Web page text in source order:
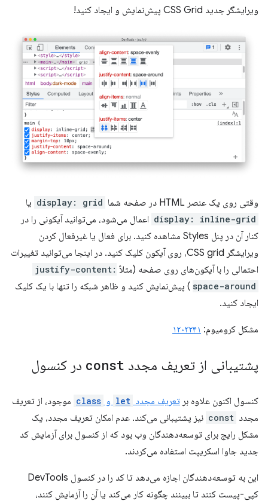
ویرایشگر جدید CSS Grid پیش‌نمایش و ایجاد کنید!
وقتی روی یک عنصر HTML در صفحه شما display: grid یا
display: inline-grid اعمال می‌شود، می‌توانید آیکونی را در
کنار آن در پنل Styles مشاهده کنید. برای فعال یا غیرفعال کردن
ویرایشگر CSS grid، روی آیکون کلیک کنید. در اینجا می‌توانید تغییرات
احتمالی را با آیکون‌های روی صفحه (مثلاً justify-content:
space-around ) پیش‌نمایش کنید و ظاهر شبکه را تنها با یک کلیک
ایجاد کنید.
مشکل کرومیوم: ۱۲۰۳۲۴۱
پشتیبانی از تعریف مجدد const در کنسول
کنسول اکنون علاوه بر تعریف مجدد let و class موجود، از تعریف
مجدد const نیز پشتیبانی می‌کند. عدم امکان تعریف مجدد، یک
مشکل رایج برای توسعه‌دهندگان وب بود که از کنسول برای آزمایش کد
جدید جاوا اسکریپت استفاده می‌کردند.
این به توسعه‌دهندگان اجازه می‌دهد تا کد را در کنسول DevTools
کپی-پیست کنند تا ببینند چگونه کار می‌کند یا آن را آزمایش کنند،